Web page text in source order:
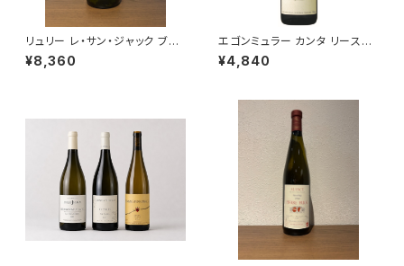
リュリー レ・サン・ジャック ブラ
ン 2023 ドメーヌ・ド・ヴィレー
ヌ 白ワイン 750ml
¥8,360
エゴンミュラー カンタ リースリ
ング 2024 750ml
¥4,840